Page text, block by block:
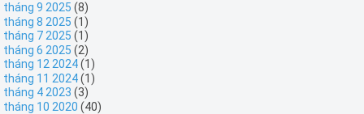
tháng 9 2025 (8)
tháng 8 2025 (1)
tháng 7 2025 (1)
tháng 6 2025 (2)
tháng 12 2024(1)
tháng 11 2024(1)
tháng 4 2023 (3)
tháng 10 2020 (40)